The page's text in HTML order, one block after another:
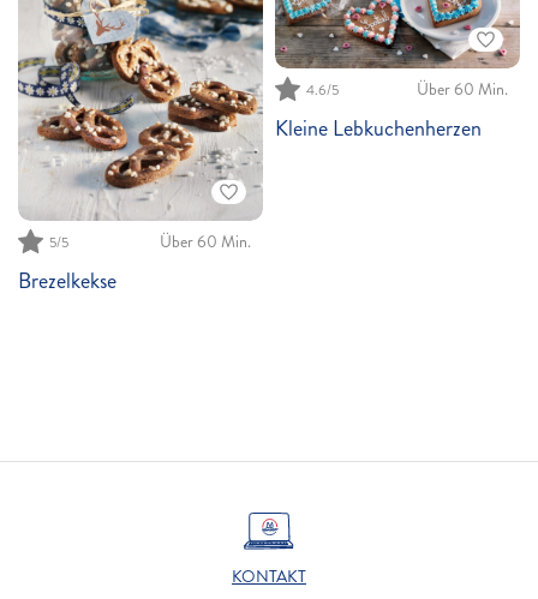
5/5 Über 60 Min.
Brezelkekse
4.6/5 Über 60 Min.
Kleine Lebkuchenherzen
KONTAKT